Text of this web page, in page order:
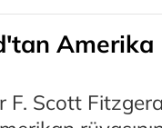
Amerika
F. Scott